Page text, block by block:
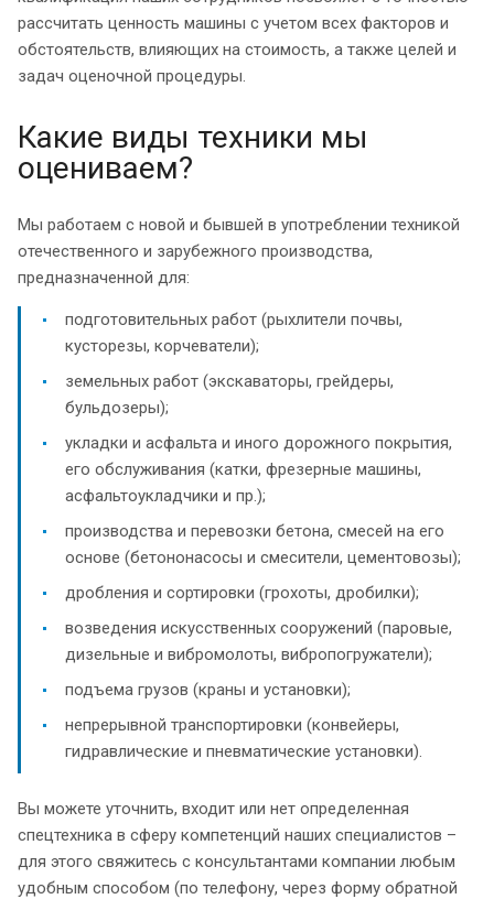
рассчитать ценность машины с учетом всех факторов и
обстоятельств, влияющих на стоимость, а также целей и
задач оценочной процедуры.
Какие виды техники мы
оцениваем?
Мы работаем с новой и бывшей в употреблении техникой
отечественного и зарубежного производства,
предназначенной для:
подготовительных работ (рыхлители почвы,
кусторезы, корчеватели);
земельных работ (экскаваторы, грейдеры,
бульдозеры);
укладки и асфальта и иного дорожного покрытия,
его обслуживания (катки, фрезерные машины,
асфальтоукладчики и пр.);
производства и перевозки бетона, смесей на его
основе (бетононасосы и смесители, цементовозы);
дробления и сортировки (грохоты, дробилки);
возведения искусственных сооружений (паровые,
дизельные и вибромолоты, вибропогружатели);
подъема грузов (краны и установки);
непрерывной транспортировки (конвейеры,
гидравлические и пневматические установки).
Вы можете уточнить, входит или нет определенная
спецтехника в сферу компетенций наших специалистов –
для этого свяжитесь с консультантами компании любым
удобным способом (по телефону, через форму обратной